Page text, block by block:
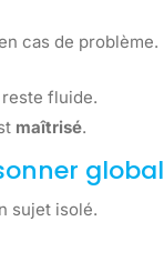
cas de problème.
fluide.
maîtrisé.
sujet isolé.